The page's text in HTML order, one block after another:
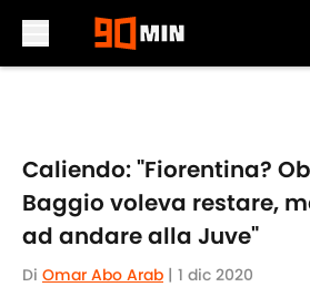
Caliendo: "Fiorentina?
Baggio voleva restare,
ad andare alla Juve"
Di Omar Abo Arab | 1 dic 2020